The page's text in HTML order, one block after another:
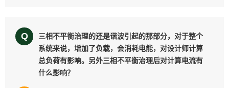
Q
三相不平衡治理的还是谐波引起的那部分，对于整个
系统来说，增加了负载，会消耗电能，对设计师计算
总负荷有影响。另外三相不平衡治理后对计算电流有
什么影响？